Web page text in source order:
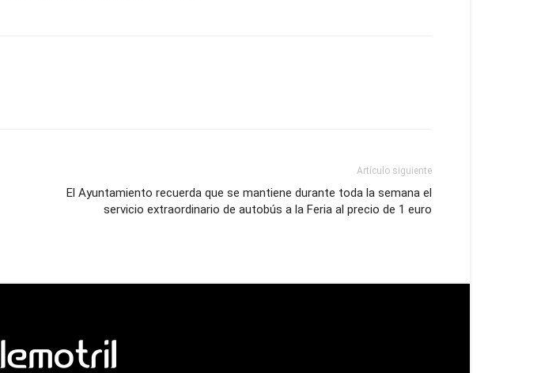
Artículo siguiente
El Ayuntamiento recuerda que se mantiene durante toda la semana el
servicio extraordinario de autobús a la Feria al precio de 1 euro